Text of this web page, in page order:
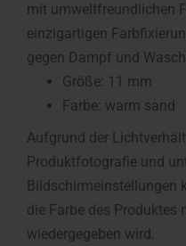
mit umweltfreundlichen
einzigartigen
gegen Dampf und
Größe: 11 mm
Farbe: warm sand
Aufgrund der
Produktfotografie und
Bildschirmeinstellungen
die Farbe des Produktes
wiedergegeben wird.